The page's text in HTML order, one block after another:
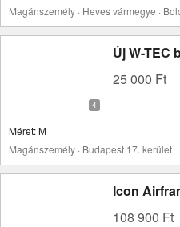
Magánszemély · Heves vármegye ·
Új W-TEC
25 000 Ft
Méret: M
Magánszemély · Budapest 17. kerület
Icon
108 900 Ft